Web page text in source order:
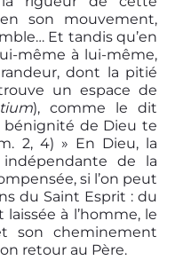
son mouvement,
Et tandis qu’en
même à lui-même,
dont la pitié
un espace de
), comme le dit
bénignité de Dieu te
2, 4) » En Dieu, la
de la
si l’on peut
du Saint Esprit : du
à l’homme, le
son cheminement
retour au Père.